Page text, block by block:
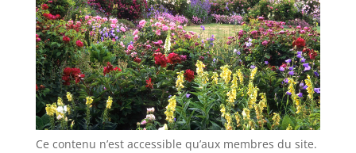
Ce contenu n’est accessible qu’aux membres du site.